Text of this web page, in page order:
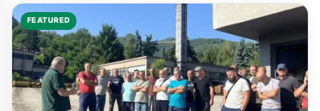
FEATURED